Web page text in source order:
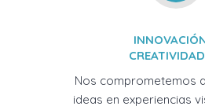
Nos comprometemos
ideas en experiencias